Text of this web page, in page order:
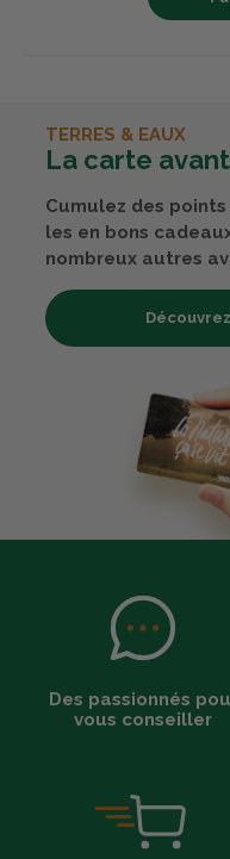
TERRES & EAUX
La carte
Cumulez des
les en bons
nombreux autres
Des passionnés
vous conseiller